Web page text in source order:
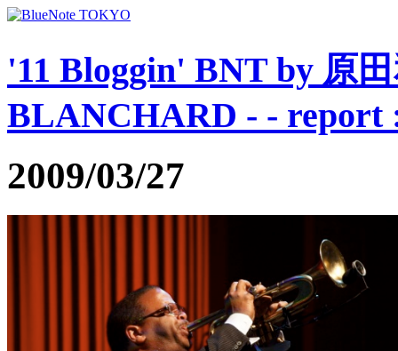
'11 Bloggin' BNT by 原
BLANCHARD - - report
2009/03/27